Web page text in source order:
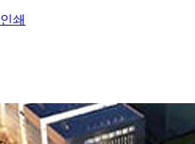
인쇄